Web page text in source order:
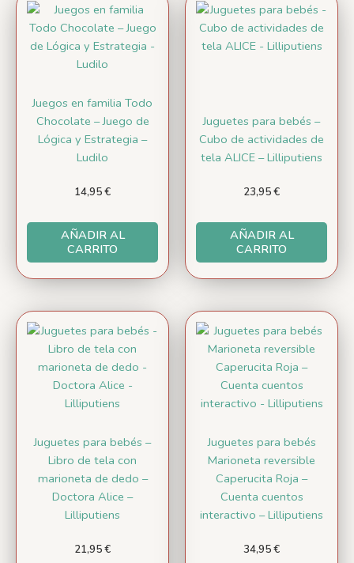
Juegos en familia Todo
Chocolate – Juego de
Lógica y Estrategia –
Ludilo
14,95€
AÑADIR AL
CARRITO
Juguetes para bebés –
Cubo de actividades de
tela ALICE – Lilliputiens
23,95€
AÑADIR AL
CARRITO
Juguetes para bebés –
Libro de tela con
marioneta de dedo –
Doctora Alice –
Lilliputiens
21,95€
Juguetes para bebés
Marioneta reversible
Caperucita Roja –
Cuenta cuentos
interactivo – Lilliputiens
34,95€